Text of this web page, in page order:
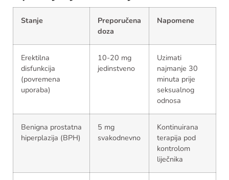
Stanje
Preporučena
doza
Napomene
Erektilna
disfunkcija
(povremena
uporaba)
10-20 mg
jedinstveno
Uzimati
najmanje 30
minuta prije
seksualnog
odnosa
Benigna prostatna
hiperplazija (BPH)
5 mg
svakodnevno
Kontinuirana
terapija pod
kontrolom
liječnika